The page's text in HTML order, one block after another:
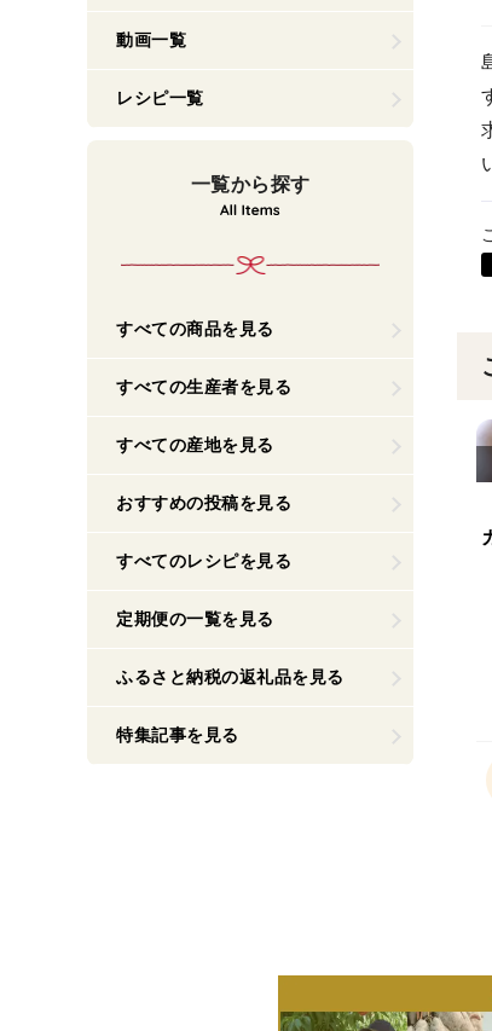
動画一覧
レシピ一覧
一覧から探す
すべての商品を見る
すべての生産者を見る
すべての産地を見る
おすすめの投稿を見る
すべてのレシピを見る
定期便の一覧を見る
ふるさと納税の返礼品を見る
特集記事を見る